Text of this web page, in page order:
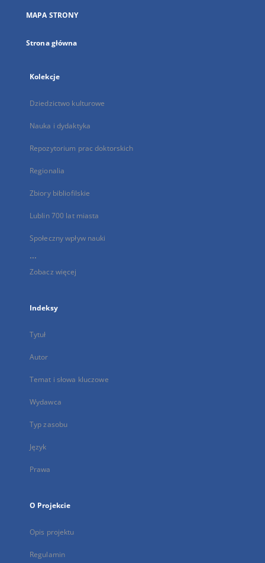
karcie
MAPA STRONY
Strona główna
Kolekcje
Dziedzictwo kulturowe
Nauka i dydaktyka
Repozytorium prac doktorskich
Regionalia
Zbiory bibliofilskie
Lublin 700 lat miasta
Społeczny wpływ nauki
...
Zobacz więcej
Indeksy
Tytuł
Autor
Temat i słowa kluczowe
Wydawca
Typ zasobu
Język
Prawa
O Projekcie
Opis projektu
Regulamin